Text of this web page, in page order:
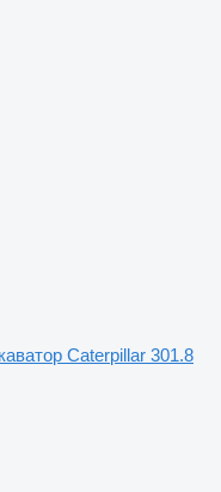
Caterpillar 301.8